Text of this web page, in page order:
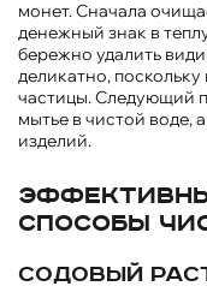
монет. Сначала
денежный знак в
бережно удалить
деликатно,
частицы. Следующий
мытье в чистой воде,
изделий.
способы
Содовый